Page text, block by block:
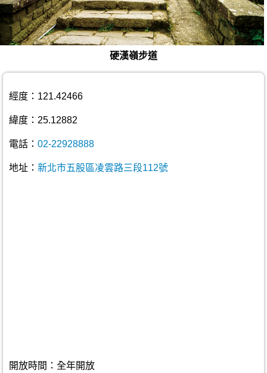
硬漢嶺步道
經度：121.42466
緯度：25.12882
電話： 02-22928888
地址： 新北市五股區凌雲路三段112號
開放時間：全年開放